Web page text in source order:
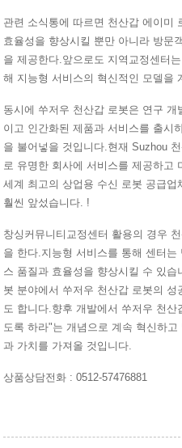
관련 소식통에 따르면 천산갑 에이미
효율성을 향상시킬 뿐만 아니라 방문
을 제공한다.앞으로도 지역교정센터
해 지능형 서비스의 혁신적인 모델을
동시에 쑤저우 천산갑 로봇은 연구
이고 인간화된 제품과 서비스를 출시
을 불어넣을 것입니다.현재 Suzhou
로 유명한 회사에 서비스를 제공하고
세계 최고의 상업용 수신 로봇 공급
훨씬 앞섰습니다. !
창싱커뮤니티교정센터 활용의 경우
을 한다.지능형 서비스를 통해 센터
스 품질과 효율성을 향상시킬 수 있
봇 분야에서 쑤저우 천산갑 로봇의
도 합니다.향후 개발에서 쑤저우 천
도록 하라"는 개념으로 계속 혁신하
과 가치를 가져올 것입니다.
상품상담전화 : 0512-57476881